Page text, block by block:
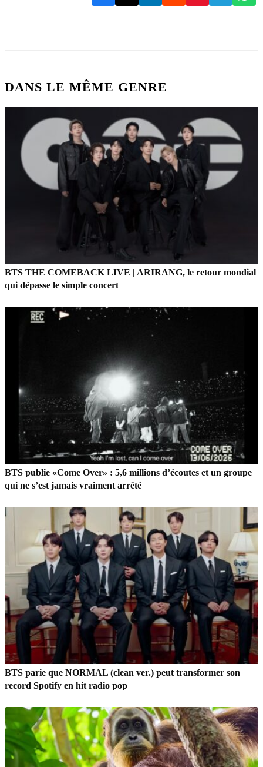
DANS LE MÊME GENRE
BTS THE COMEBACK LIVE | ARIRANG, le retour mondial
qui dépasse le simple concert
BTS publie «Come Over» : 5,6 millions d’écoutes et un groupe
qui ne s’est jamais vraiment arrêté
BTS parie que NORMAL (clean ver.) peut transformer son
record Spotify en hit radio pop